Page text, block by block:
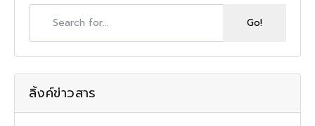
ลิ้งค์ข่าวสาร